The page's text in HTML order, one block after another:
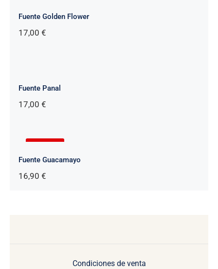
Fuente Golden Flower
17,00 €
Fuente Panal
17,00 €
Fuente Guacamayo
16,90 €
Condiciones de venta